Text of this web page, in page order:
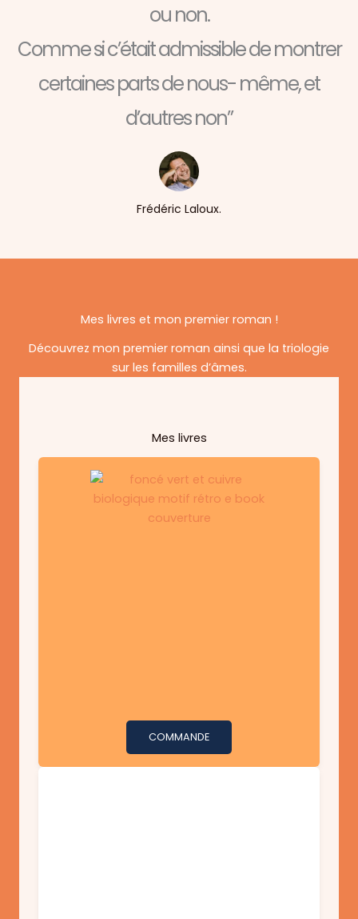
ou non.
Comme si c’était admissible de montrer
certaines parts de nous-­ même, et
d’autres non”
Frédéric Laloux.
Mes livres et mon premier roman !
Découvrez mon premier roman ainsi que la triologie
sur les familles d’âmes.
Mes livres
COMMANDE